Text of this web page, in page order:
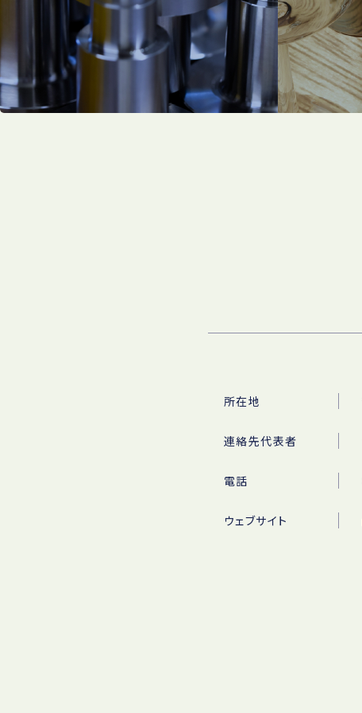
所在地
連絡先代表者
電話
ウェブサイト